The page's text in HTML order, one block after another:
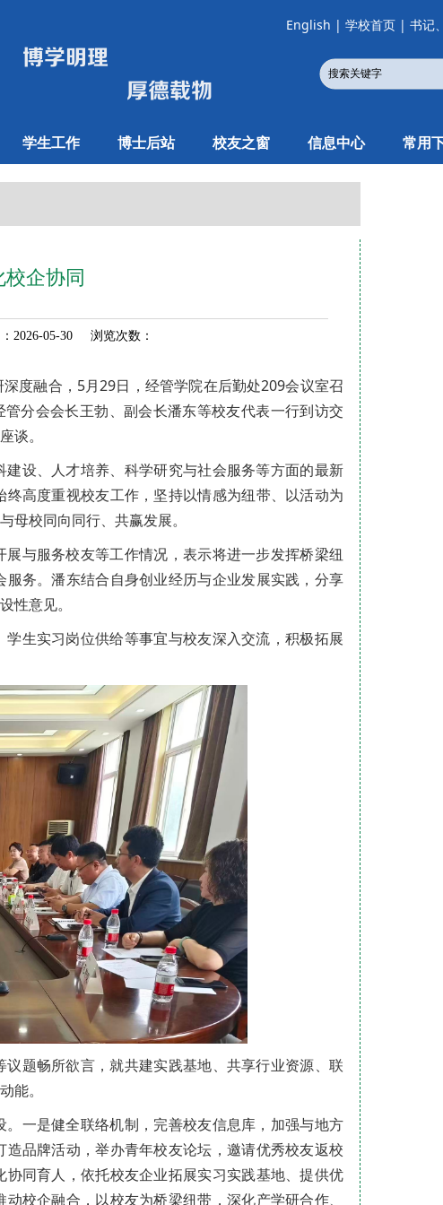
English | 学校首页 | 书记
学生工作 博士后站 校友之窗 信息中心 常用
企协同
2026-05-30 浏览次数：
度融合，5月29日，经管学院在后勤处209会议室召
分会会长王勃、副会长潘东等校友代表一行到访交
谈。
设、人才培养、科学研究与社会服务等方面的最新
高度重视校友工作，坚持以情感为纽带、以活动为
母校同向同行、共赢发展。
与服务校友等工作情况，表示将进一步发挥桥梁纽
务。潘东结合自身创业经历与企业发展实践，分享
性意见。
生实习岗位供给等事宜与校友深入交流，积极拓展
题畅所欲言，就共建实践基地、共享行业资源、联
能。
一是健全联络机制，完善校友信息库，加强与地方
品牌活动，举办青年校友论坛，邀请优秀校友返校
同育人，依托校友企业拓展实习实践基地、提供优
校企融合，以校友为桥梁纽带，深化产学研合作、